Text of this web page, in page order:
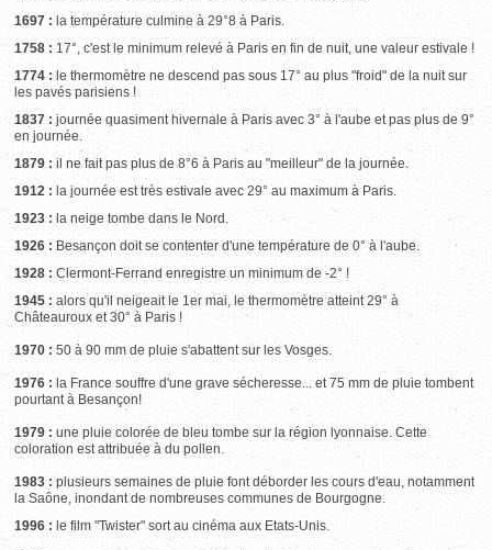
1697 : la température culmine à 29°8 à Paris.
1758 : 17°, c'est le minimum relevé à Paris en fin de nuit, une valeur estivale !
1774 : le thermomètre ne descend pas sous 17° au plus "froid" de la nuit sur
les pavés parisiens !
1837 : journée quasiment hivernale à Paris avec 3° à l'aube et pas plus de 9°
en journée.
1879 : il ne fait pas plus de 8°6 à Paris au "meilleur" de la journée.
1912 : la journée est très estivale avec 29° au maximum à Paris.
1923 : la neige tombe dans le Nord.
1926 : Besançon doit se contenter d'une température de 0° à l'aube.
1928 : Clermont-Ferrand enregistre un minimum de -2° !
1945 : alors qu'il neigeait le 1er mai, le thermomètre atteint 29° à
Châteauroux et 30° à Paris !
1970 : 50 à 90 mm de pluie s'abattent sur les Vosges.
1976 : la France souffre d'une grave sécheresse... et 75 mm de pluie tombent
pourtant à Besançon!
1979 : une pluie colorée de bleu tombe sur la région lyonnaise. Cette
coloration est attribuée à du pollen.
1983 : plusieurs semaines de pluie font déborder les cours d'eau, notamment
la Saône, inondant de nombreuses communes de Bourgogne.
1996 : le film "Twister" sort au cinéma aux Etats-Unis.